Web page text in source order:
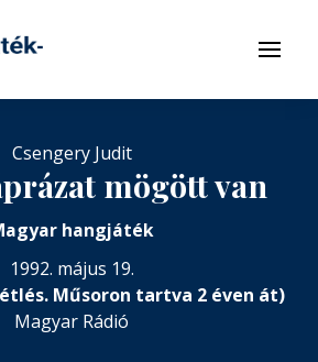
Menü
Csengery Judit
mögött van
hangjáték
1992. május 19.
Műsoron tartva 2 éven át)
Magyar Rádió